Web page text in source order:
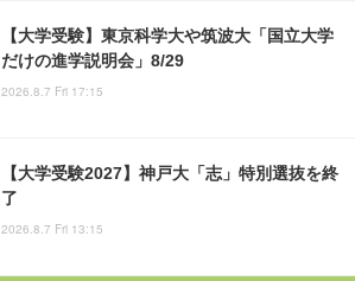
【大学受験】東京科学大や筑波大「国立大学
だけの進学説明会」8/29
2026.8.7 Fri 17:15
【大学受験2027】神戸大「志」特別選抜を終
了
2026.8.7 Fri 13:15